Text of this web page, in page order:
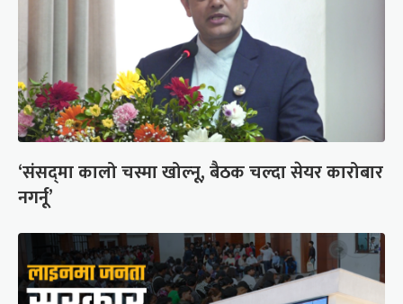
‘संसद्‍मा कालो चस्मा खोल्नू, बैठक चल्दा सेयर कारोबार
नगर्नू’